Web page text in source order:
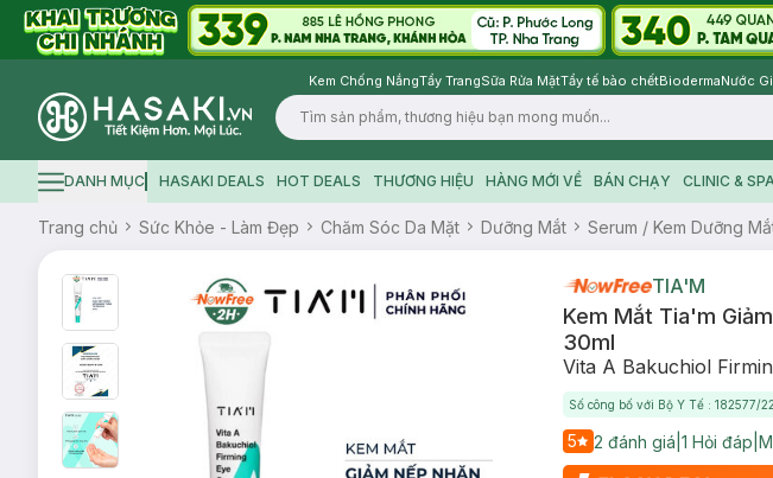
Kem Chống NắngTẩy TrangSữa Rửa MặtTẩy tế bào chếtBiodermaNước
Logo
Hamburger icon
DANH MỤC HASAKI DEALS HOT DEALS THƯƠNG HIỆU HÀNG MỚI VỀ BÁN CHẠY CLINIC &
Trang chủ Sức Khỏe - Làm Đẹp Chăm Sóc Da Mặt Dưỡng Mắt Serum / Kem Dưỡng
TIA'M
Kem Mắt Tia'm
30ml
Vita A Bakuchiol
Số công bố với Bộ Y Tế : 182577/
5 2 đánh giá 1 Hỏi đáp